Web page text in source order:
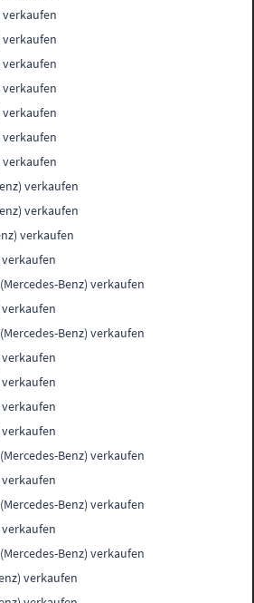
verkaufen
verkaufen
verkaufen
verkaufen
verkaufen
verkaufen
verkaufen
verkaufen
verkaufen
verkaufen
verkaufen
(Mercedes-Benz) verkaufen
verkaufen
(Mercedes-Benz) verkaufen
verkaufen
verkaufen
verkaufen
verkaufen
(Mercedes-Benz) verkaufen
verkaufen
(Mercedes-Benz) verkaufen
verkaufen
(Mercedes-Benz) verkaufen
verkaufen